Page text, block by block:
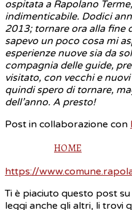
ospitata a Rapolano
indimenticabile. Dodici
2013; tornare ora alla fine
sapevo un poco cosa mi
esperienze nuove sia da
compagnia delle guide,
visitato, con vecchi e
quindi spero di tornare,
dell’anno. A presto!
Post in collaborazione con
HOME
https://
Ti è piaciuto questo post
leggi anche gli altri, li trovi